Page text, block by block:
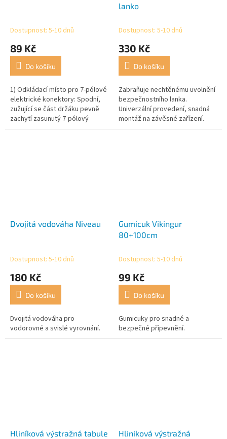
Dostupnost: 5-10 dnů
89 Kč
Do košíku
1) Odkládací místo pro 7-pólové
elektrické konektory: Spodní,
zužující se část držáku pevně
zachytí zasunutý 7-pólový
elektrický konektor. 2)
lanko
Dostupnost: 5-10 dnů
330 Kč
Do košíku
Zabraňuje nechtěnému uvolnění
bezpečnostního lanka.
Univerzální provedení, snadná
montáž na závěsné zařízení.
Dvojitá vodováha Niveau
Dostupnost: 5-10 dnů
180 Kč
Do košíku
Dvojitá vodováha pro
vodorovné a svislé vyrovnání.
Gumicuk Vikingur
80+100cm
Dostupnost: 5-10 dnů
99 Kč
Do košíku
Gumicuky pro snadné a
bezpečné připevnění.
Hliníková výstražná tabule
Hliníková výstražná